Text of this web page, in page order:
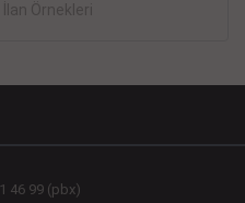
İlan Örnekleri
46 99 (pbx)